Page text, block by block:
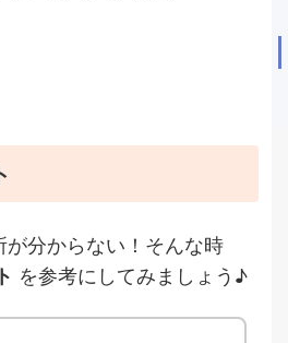
分からない！そんな時
を参考にしてみましょう♪